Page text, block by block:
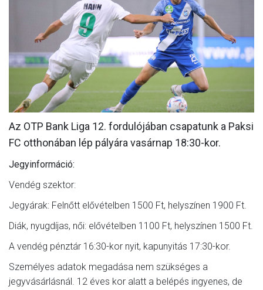
MÉRKŐZÉSEK
GALÉRIA
SZURKOLÓI ÉLMÉNYEK
AKKREDITÁCIÓ
Az OTP Bank Liga 12. fordulójában csapatunk a Paksi
FC otthonában lép pályára vasárnap 18:30-kor.
Jegyinformáció:
Vendég szektor:
Jegyárak: Felnőtt elővételben 1500 Ft, helyszínen 1900 Ft.
Diák, nyugdíjas, női: elővételben 1100 Ft, helyszínen 1500 Ft.
A vendég pénztár 16:30-kor nyit, kapunyitás 17:30-kor.
Személyes adatok megadása nem szükséges a
jegyvásárlásnál. 12 éves kor alatt a belépés ingyenes, de